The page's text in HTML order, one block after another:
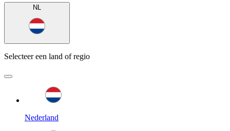
NL
Selecteer een land of regio
Nederland